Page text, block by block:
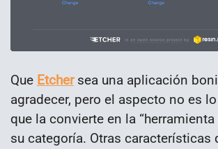
Que Etchersea una aplicación
agradecer, pero el aspecto no es
que la convierte en la
su categoría. Otras características